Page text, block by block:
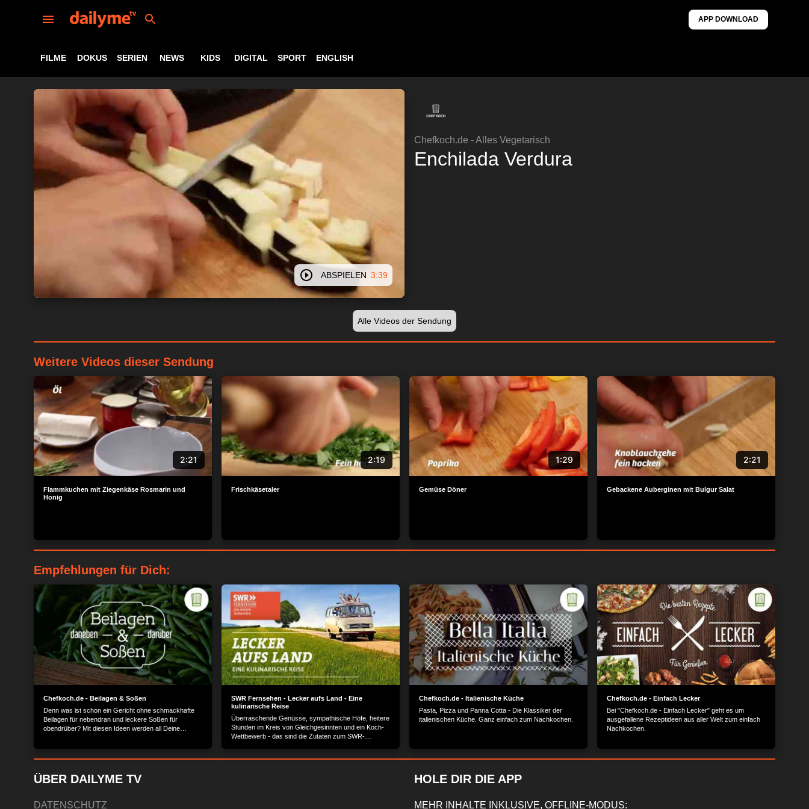
APP DOWNLOAD
FILME DOKUS SERIEN NEWS KIDS DIGITAL SPORT ENGLISH
ABSPIELEN 3:39
Chefkoch.de - Alles Vegetarisch
Enchilada Verdura
Alle Videos der Sendung
Weitere Videos dieser Sendung
2:21
Flammkuchen mit Ziegenkäse Rosmarin und
Honig
2:19
Frischkäsetaler
1:29
Gemüse Döner
2:21
Gebackene Auberginen mit Bulgur Salat
Empfehlungen für Dich:
Chefkoch.de - Beilagen & Soßen
Denn was ist schon ein Gericht ohne schmackhafte
Beilagen für nebendran und leckere Soßen für
obendrüber? Mit diesen Ideen werden all Deine
SWR Fernsehen - Lecker aufs Land - Eine
kulinarische Reise
Überraschende Genüsse, sympathische Höfe, heitere
Stunden im Kreis von Gleichgesinnten und ein Koch-
Wettbewerb - das sind die Zutaten zum SWR-
Chefkoch.de - Italienische Küche
Pasta, Pizza und Panna Cotta - Die Klassiker der
italienischen Küche. Ganz einfach zum Nachkochen.
Chefkoch.de - Einfach Lecker
Bei "Chefkoch.de - Einfach Lecker" geht es um
ausgefallene Rezeptideen aus aller Welt zum einfach
Nachkochen.
ÜBER DAILYME TV
DATENSCHUTZ
HOLE DIR DIE APP
MEHR INHALTE INKLUSIVE, OFFLINE-MODUS: